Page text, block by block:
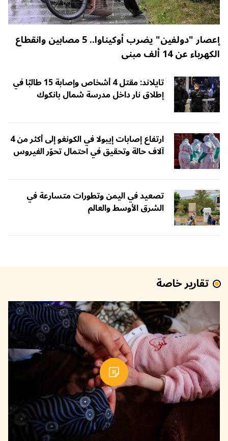
إعصار "دولفين" يضرب أوكيناوا.. 5 مصابين وانقطاع
الكهرباء عن 14 ألف مبنى
تايلاند: مقتل 4 أشخاص وإصابة 15 طالبًا في
إطلاق نار داخل مدرسة شمال بانكوك
ارتفاع إصابات إيبولا في الكونغو إلى أكثر من 4
آلاف حالة وتحقيق في احتمال تحوّر الفيروس
تصعيد في اليمن وتطورات متسارعة في
الشرق الأوسط والعالم
تقارير خاصة